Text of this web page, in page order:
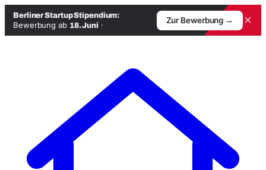
Berliner Startup Stipendium:
Bewerbung ab 18. Juni ·
Zur Bewerbung → ×